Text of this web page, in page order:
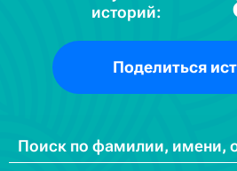
историй:
Поделиться